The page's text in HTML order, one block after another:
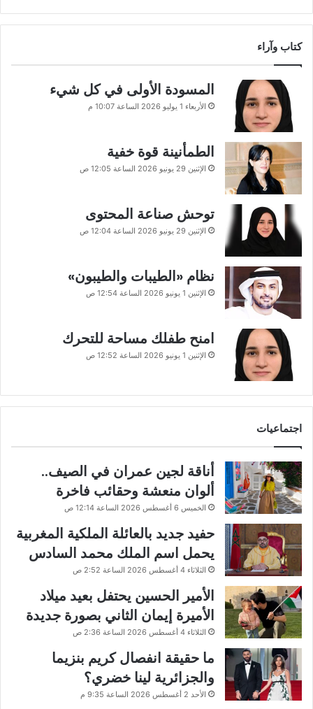
كتاب وآراء
المسودة الأولى في كل شيء
الأربعاء 1 يوليو 2026 الساعة 10:07 م
الطمأنينة قوة خفية
الإثنين 29 يونيو 2026 الساعة 12:05 ص
توحش صناعة المحتوى
الإثنين 29 يونيو 2026 الساعة 12:04 ص
نظام «الطيبات والطيبون»
الإثنين 1 يونيو 2026 الساعة 12:54 ص
امنح طفلك مساحة للتحرك
الإثنين 1 يونيو 2026 الساعة 12:52 ص
اجتماعيات
أناقة لجين عمران في الصيف..
ألوان منعشة وحقائب فاخرة
الخميس 6 أغسطس 2026 الساعة 12:14 ص
حفيد جديد بالعائلة الملكية المغربية
يحمل اسم الملك محمد السادس
الثلاثاء 4 أغسطس 2026 الساعة 2:52 ص
الأمير الحسين يحتفل بعيد ميلاد
الأميرة إيمان الثاني بصورة جديدة
الثلاثاء 4 أغسطس 2026 الساعة 2:36 ص
ما حقيقة انفصال كريم بنزيما
والجزائرية لينا خضري؟
الأحد 2 أغسطس 2026 الساعة 9:35 م